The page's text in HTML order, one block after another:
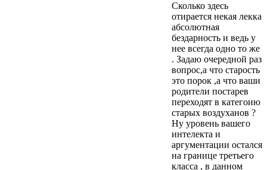
Сколько здесь
отирается некая лекка
абсолютная
бездарность и ведь у
нее всегда одно то же
. Задаю очередной раз
вопрос,а что старость
это порок ,а что ваши
родители постарев
переходят в категоию
старых воздуханов ?
Ну уровень вашего
интелекта и
аргументации остался
на границе третьего
класса , в данном